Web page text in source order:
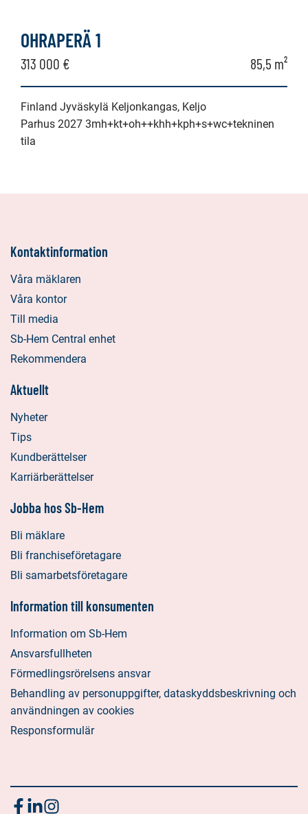
OHRAPERÄ 1
313 000 € 85,5 m²
Finland Jyväskylä Keljonkangas, Keljo
Parhus 2027 3mh+kt+oh++khh+kph+s+wc+tekninen
tila
Kontaktinformation
Våra mäklaren
Våra kontor
Till media
Sb-Hem Central enhet
Rekommendera
Aktuellt
Nyheter
Tips
Kundberättelser
Karriärberättelser
Jobba hos Sb-Hem
Bli mäklare
Bli franchiseföretagare
Bli samarbetsföretagare
Information till konsumenten
Information om Sb-Hem
Ansvarsfullheten
Förmedlingsrörelsens ansvar
Behandling av personuppgifter, dataskyddsbeskrivning och
användningen av cookies
Responsformulär
Sociala
SocialaSociala